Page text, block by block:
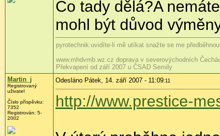
Co tady dělá?A
mohl být důvod
pyrotechnik:uvidíte-li mě utíkat snažte se me
www.mhdvmb.wz.cz doprava v severovýchodních
Překvapení od září 2007 u ČSAD Semily
Martin_j
Registrovaný
uživatel
Číslo příspěvku:
7352
Registrován: 5-
2002
Odesláno Pátek, 14. září 2007 - 11:09:11
http://www.prestice-